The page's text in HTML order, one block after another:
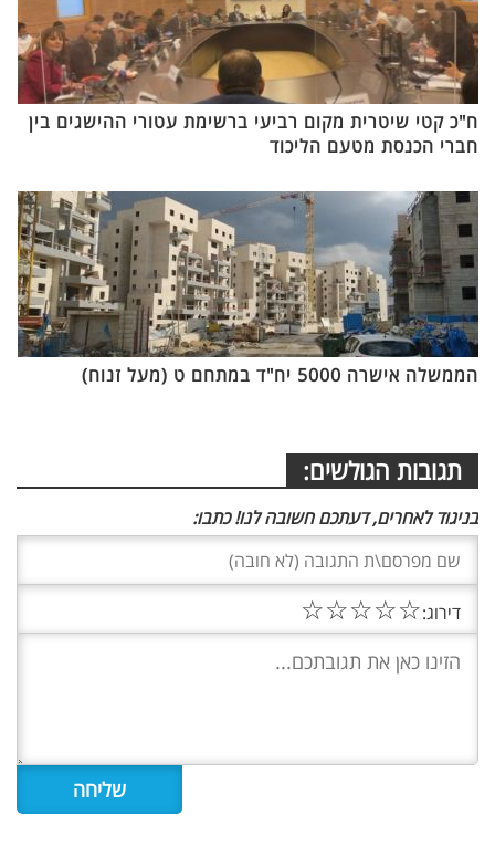
ח"כ קטי שיטרית מקום רביעי ברשימת עטורי ההישגים בין
חברי הכנסת מטעם הליכוד
הממשלה אישרה 5000 יח"ד במתחם ט (מעל זנוח)
תגובות הגולשים:
בניגוד לאחרים, דעתכם חשובה לנו! כתבו:
דירוג:☆
☆
☆
☆
☆